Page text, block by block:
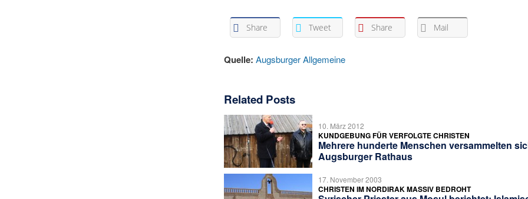
Share Tweet Share Mail
Quelle: Augsburger Allgemeine
Related Posts
10. März 2012
KUNDGEBUNG FÜR VERFOLGTE CHRISTEN
Mehrere hunderte Menschen versammelten
Augsburger Rathaus
17. November 2003
CHRISTEN IM NORDIRAK MASSIV BEDROHT